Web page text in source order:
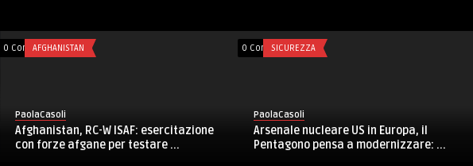
0 CommentsAFGHANISTAN
PaolaCasoli
TAAC-W, RS: il Comandante Gen
Barduani ha incontrato il Governator ...
0 CommentsFORZE ARMATE
PaolaCasoli
UNIFIL, Libano: celebrazione della
Madonna di Loreto, patrona degl ...